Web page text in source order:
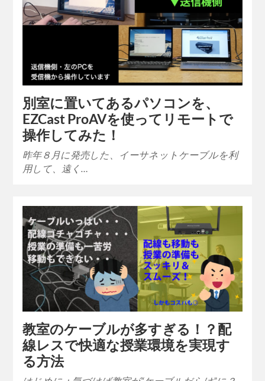
別室に置いてあるパソコンを、
EZCast ProAVを使ってリモートで
操作してみた！
昨年８月に発売した、イーサネットケーブルを利
用して、遠く…
教室のケーブルが多すぎる！？配
線レスで快適な授業環境を実現す
る方法